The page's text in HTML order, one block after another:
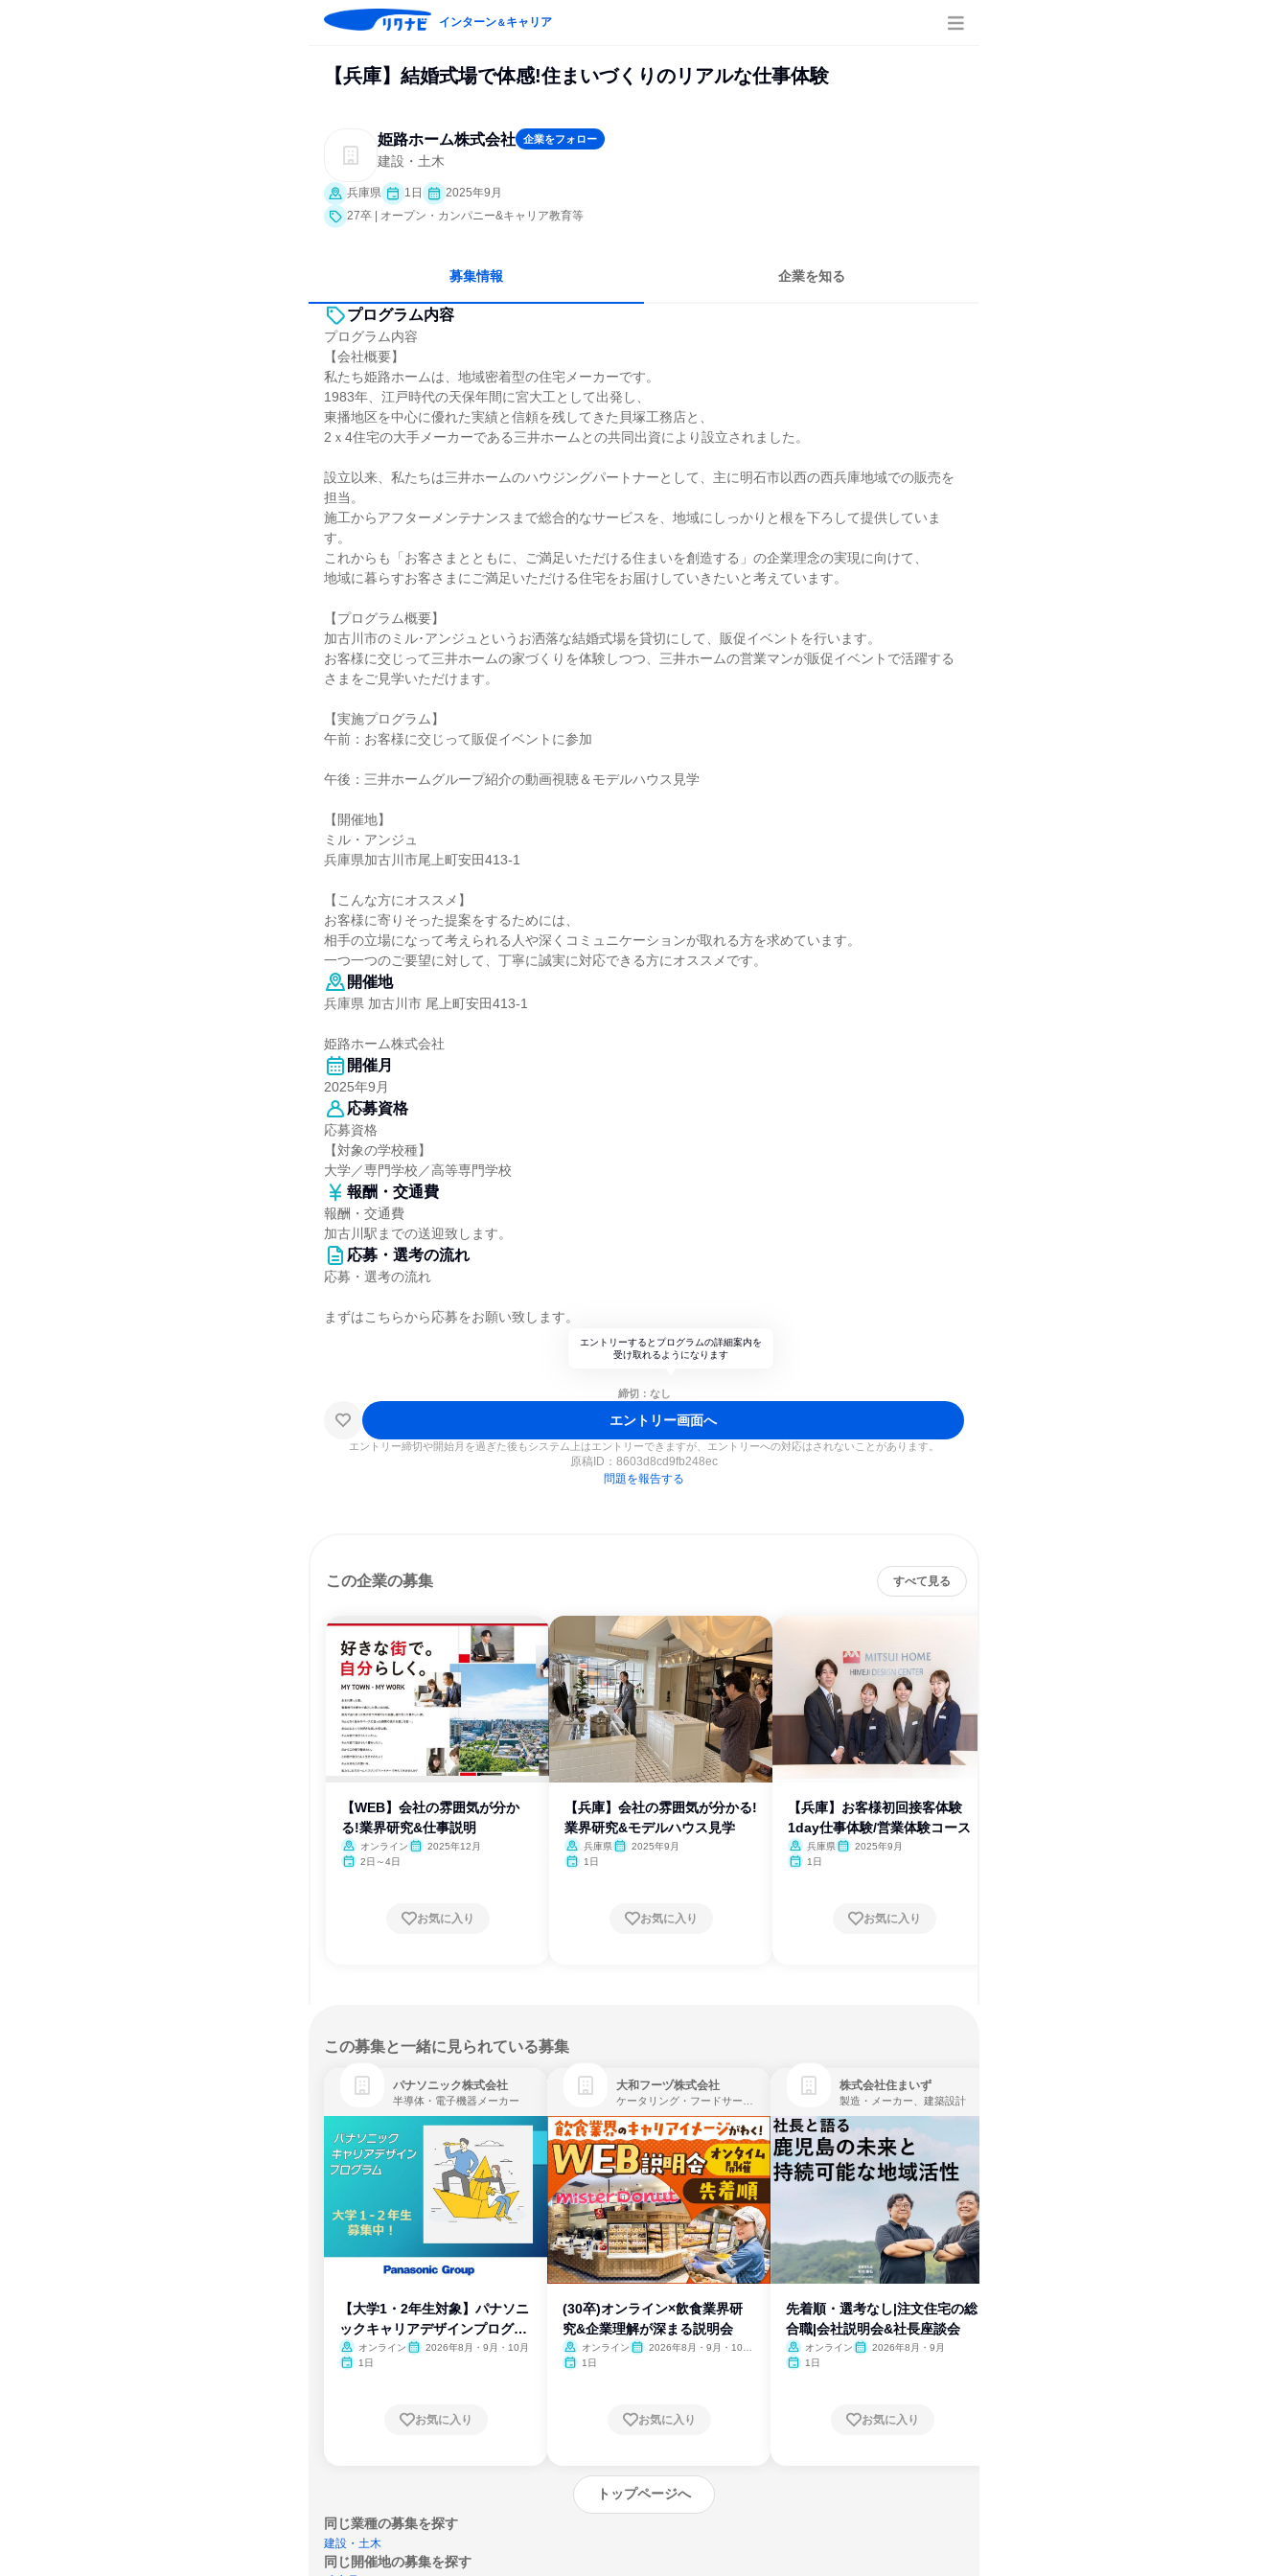
インターン＆キャリア
【兵庫】結婚式場で体感!住まいづくりのリアルな仕事体験
姫路ホーム株式会社 企業をフォロー
建設・土木
兵庫県 1日
2025年9月
27卒 | オープン・カンパニー&キャリア教育等
募集情報 企業を知る
プログラム内容
プログラム内容
【会社概要】
私たち姫路ホームは、地域密着型の住宅メーカーです。
1983年、江戸時代の天保年間に宮大工として出発し、
東播地区を中心に優れた実績と信頼を残してきた貝塚工務店と、
2ｘ4住宅の大手メーカーである三井ホームとの共同出資により設立されました。
設立以来、私たちは三井ホームのハウジングパートナーとして、主に明石市以西の西兵庫地域での販売を
担当。
施工からアフターメンテナンスまで総合的なサービスを、地域にしっかりと根を下ろして提供していま
す。
これからも「お客さまとともに、ご満足いただける住まいを創造する」の企業理念の実現に向けて、
地域に暮らすお客さまにご満足いただける住宅をお届けしていきたいと考えています。
【プログラム概要】
加古川市のミル･アンジュというお洒落な結婚式場を貸切にして、販促イベントを行います。
お客様に交じって三井ホームの家づくりを体験しつつ、三井ホームの営業マンが販促イベントで活躍する
さまをご見学いただけます。
【実施プログラム】
午前：お客様に交じって販促イベントに参加
午後：三井ホームグループ紹介の動画視聴＆モデルハウス見学
【開催地】
ミル・アンジュ
兵庫県加古川市尾上町安田413-1
【こんな方にオススメ】
お客様に寄りそった提案をするためには、
相手の立場になって考えられる人や深くコミュニケーションが取れる方を求めています。
一つ一つのご要望に対して、丁寧に誠実に対応できる方にオススメです。
開催地
兵庫県 加古川市 尾上町安田413-1
姫路ホーム株式会社
開催月
2025年9月
応募資格
応募資格
【対象の学校種】
大学／専門学校／高等専門学校
報酬・交通費
報酬・交通費
加古川駅までの送迎致します。
応募・選考の流れ
応募・選考の流れ
まずはこちらから応募をお願い致します。
エントリーするとプログラムの詳細案内を
受け取れるようになります
締切：なし
エントリー画面へ
エントリー締切や開始月を過ぎた後もシステム上はエントリーできますが、エントリーへの対応はされないことがあります。
原稿ID： 8603d8cd9fb248ec
問題を報告する
この企業の募集 すべて見る
【WEB】会社の雰囲気が分か
る!業界研究&仕事説明
オンライン
2025年12月
2日～4日
お気に入り
【兵庫】会社の雰囲気が分かる!
業界研究&モデルハウス見学
兵庫県
2025年9月
1日
お気に入り
【兵庫】お客様初回接客体験
1day仕事体験/営業体験コース
兵庫県
2025年9月
1日
お気に入り
この募集と一緒に見られている募集
パナソニック株式会社
半導体・電子機器メーカー
【大学1・2年生対象】パナソニ
ックキャリアデザインプログラ
ム
オンライン
2026年8月・9月・10月
1日
お気に入り
大和フーヅ株式会社
ケータリング・フードサービス、レストラン・カフェ、飲食
(30卒)オンライン×飲食業界研
究&企業理解が深まる説明会
オンライン
2026年8月・9月・10
1日
お気に入り
株式会社住まいず
製造・メーカー、建築設計
先着順・選考なし|注文住宅の総
合職|会社説明会&社長座談会
オンライン
2026年8月・9月
1日
お気に入り
トップページへ
同じ業種の募集を探す
建設・土木
同じ開催地の募集を探す